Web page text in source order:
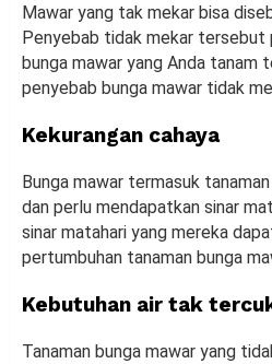
Mawar yang tak mekar bisa
Penyebab tidak mekar tersebut
bunga mawar yang Anda tanam
penyebab bunga mawar tidak
Kekurangan cahaya
Bunga mawar termasuk
dan perlu mendapatkan sinar
sinar matahari yang mereka
pertumbuhan tanaman bunga
Kebutuhan air tak
Tanaman bunga mawar yang